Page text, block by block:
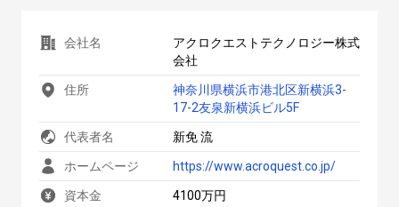
会社名
アクロクエストテクノロジー株式
会社
住所
神奈川県横浜市港北区新横浜3-
17-2友泉新横浜ビル5F
代表者名 新免 流
ホームページ https://www.acroquest.co.jp/
資本金 4100万円